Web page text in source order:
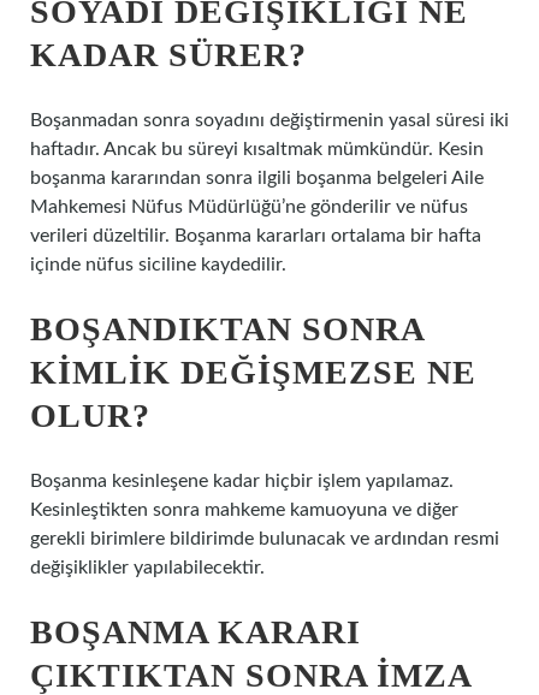
SOYADI DEĞIŞIKLIĞI NE
KADAR SÜRER?
Boşanmadan sonra soyadını değiştirmenin yasal süresi iki
haftadır. Ancak bu süreyi kısaltmak mümkündür. Kesin
boşanma kararından sonra ilgili boşanma belgeleri Aile
Mahkemesi Nüfus Müdürlüğü’ne gönderilir ve nüfus
verileri düzeltilir. Boşanma kararları ortalama bir hafta
içinde nüfus siciline kaydedilir.
BOŞANDIKTAN SONRA
KIMLIK DEĞIŞMEZSE NE
OLUR?
Boşanma kesinleşene kadar hiçbir işlem yapılamaz.
Kesinleştikten sonra mahkeme kamuoyuna ve diğer
gerekli birimlere bildirimde bulunacak ve ardından resmi
değişiklikler yapılabilecektir.
BOŞANMA KARARI
ÇIKTIKTAN SONRA IMZA